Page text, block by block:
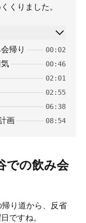
くりました。
帰り 00:02
00:46
02:01
02:55
06:38
画 08:54
での飲み会
り道から、反省
ですね。